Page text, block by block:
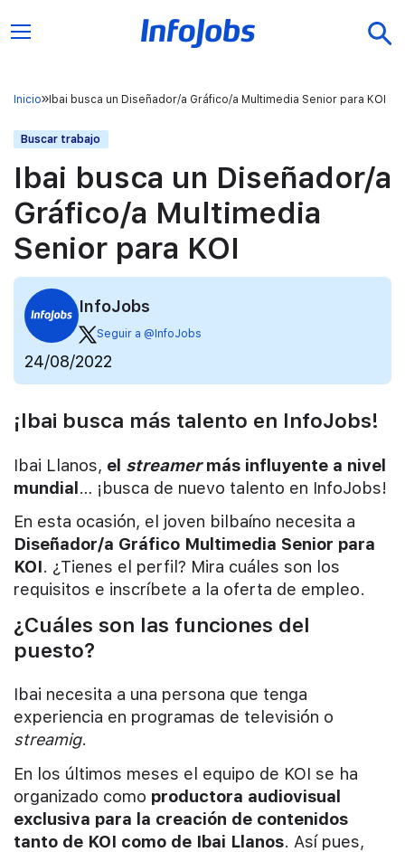
Inicio Ibai busca un Diseñador/a Gráfico/a Multimedia Senior para KOI
Buscar trabajo
Ibai busca un Diseñador/a
Gráfico/a Multimedia
Senior para KOI
InfoJobs
Seguir a @InfoJobs
24/08/2022
¡Ibai busca más talento en InfoJobs!
Ibai Llanos, el streamermás influyente a nivel
mundial… ¡busca de nuevo talento en InfoJobs!
En esta ocasión, el joven bilbaíno necesita a
Diseñador/a Gráfico Multimedia Senior para
KOI. ¿Tienes el perfil? Mira cuáles son los
requisitos e inscríbete a la oferta de empleo.
¿Cuáles son las funciones del
puesto?
Ibai necesita a una persona que tenga
experiencia en programas de televisión o
streamig.
En los últimos meses el equipo de KOI se ha
organizado como productora audiovisual
exclusiva para la creación de contenidos
tanto de KOI como de Ibai Llanos. Así pues,